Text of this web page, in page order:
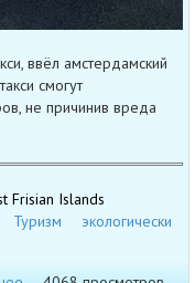
ввёл амстердамский
смогут
не причинив вреда
Frisian Islands
Туризм
экологически